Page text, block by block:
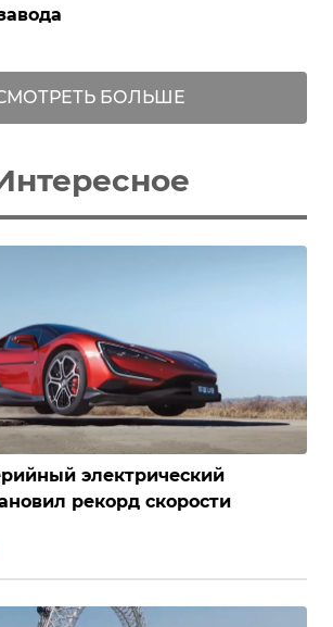
БОЛЬШЕ
электрический
рекорд скорости